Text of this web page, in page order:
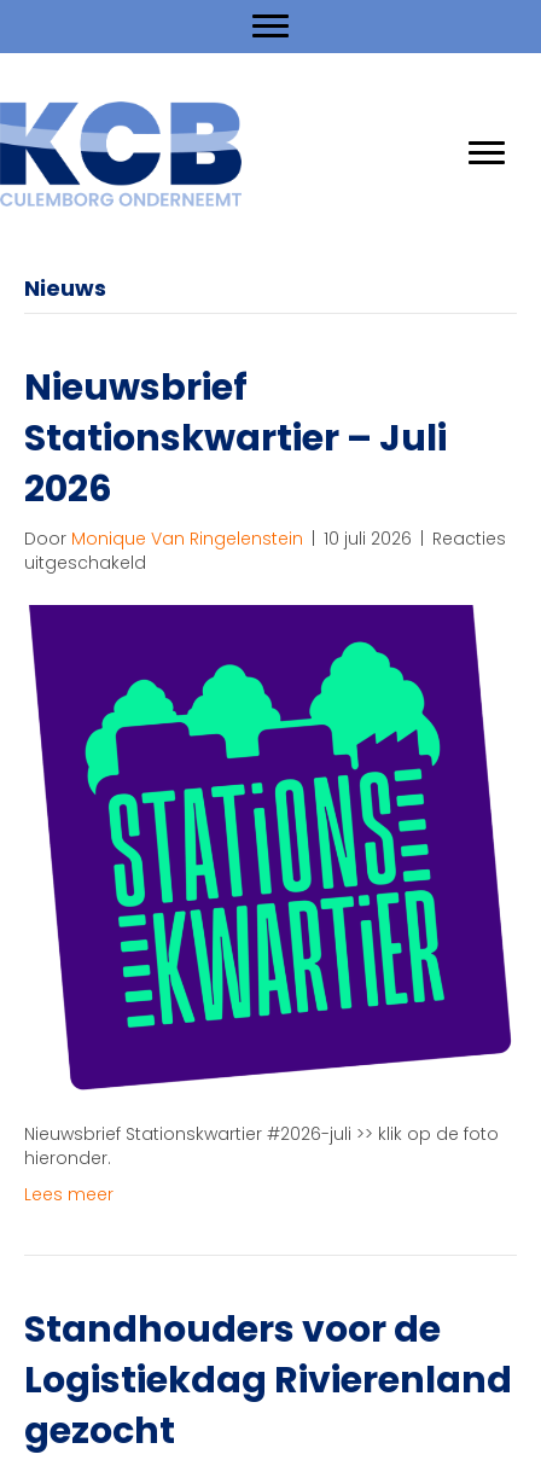
Nieuws
Nieuwsbrief
Stationskwartier – Juli
2026
Door Monique Van Ringelenstein | 10 juli 2026 | Reacties
uitgeschakeld
Stationskwartier
2026
Nieuwsbrief Stationskwartier #2026-juli >> klik op de foto
hieronder.
Lees meer
Standhouders voor de
Logistiekdag Rivierenland
gezocht